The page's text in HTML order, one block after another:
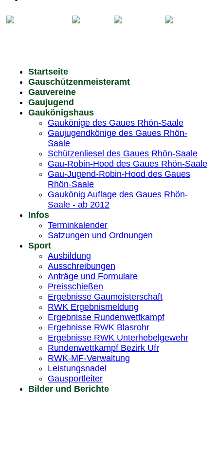
Startseite
Gauschützenmeisteramt
Gauvereine
Gaujugend
Gaukönigshaus
Gaukönige des Gaues Rhön-Saale
Gaujugendkönige des Gaues Rhön-
Saale
Schützenliesel des Gaues Rhön-Saale
Gau-Robin-Hood des Gaues Rhön-Saale
Gau-Jugend-Robin-Hood des Gaues
Rhön-Saale
Gaukönig Auflage des Gaues Rhön-
Saale - ab 2012
Infos
Terminkalender
Satzungen und Ordnungen
Sport
Ausbildung
Ausschreibungen
Anträge und Formulare
Preisschießen
Ergebnisse Gaumeisterschaft
RWK Ergebnismeldung
Ergebnisse Rundenwettkampf
Ergebnisse RWK Blasrohr
Ergebnisse RWK Unterhebelgewehr
Rundenwettkampf Bezirk Ufr
RWK-MF-Verwaltung
Leistungsnadel
Gausportleiter
Bilder und Berichte